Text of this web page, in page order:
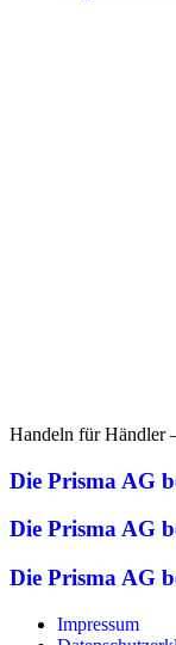
Handeln für Händler
Die Prisma AG
Die Prisma AG
Die Prisma AG
Impressum